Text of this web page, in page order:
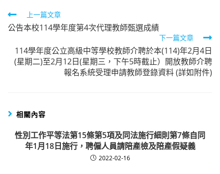
Read
more
articles
上一篇文章
公告本校114學年度第4次代理教師甄選成績
下一篇文章
114學年度公立高級中等學校教師介聘於本(114)年2月4日
(星期二)至2月12日(星期三，下午5時截止）開放教師介聘
報名系統受理申請教師登錄資料 (詳如附件)
相關內容
性別工作平等法第15條第5項及同法施行細則第7條自同
年1月18日施行，聘僱人員請陪產檢及陪產假疑義
2022-02-16